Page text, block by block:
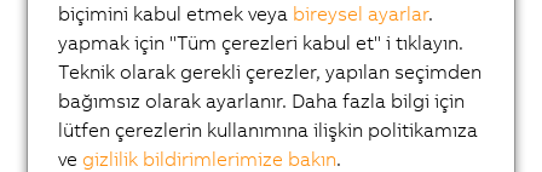
E-Mail-Service von B&R
Kariyer
Lokasyonlar
İletişim
biçimini kabul etmek veya bireysel ayarlar.
yapmak için "Tüm çerezleri kabul et" i tıklayın.
Teknik olarak gerekli çerezler, yapılan seçimden
bağımsız olarak ayarlanır. Daha fazla bilgi için
lütfen çerezlerin kullanımına ilişkin politikamıza
vegizlilik bildirimlerimize bakın.